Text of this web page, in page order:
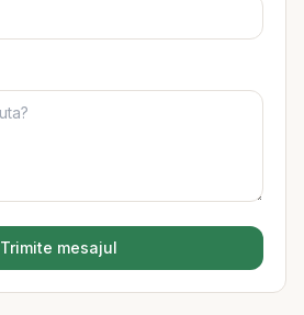
Trimite mesajul